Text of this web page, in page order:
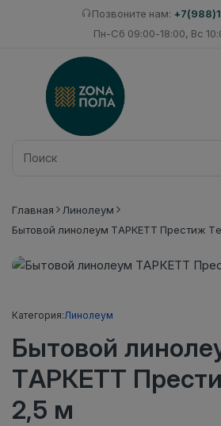
Позвоните нам:
Пн-Сб 09:00-18:00, Вс
Главная
Линолеум
Бытовой линолеум ТАРКЕТТ Престиж
Категория:Линолеум
Бытовой
ТАРКЕТТ
2,5 м